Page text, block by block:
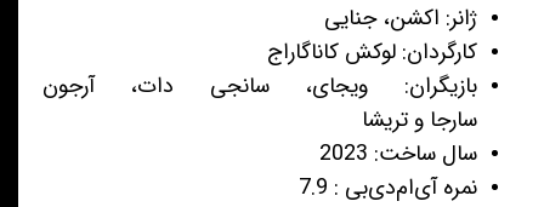
ژانر: اکشن، جنایی
کارگردان: لوکش کاناگاراج
بازیگران: ویجای، سانجی دات، آرجون
سارجا و تریشا
سال ساخت: 2023
نمره آی‌ام‌دی‌بی : 7.9